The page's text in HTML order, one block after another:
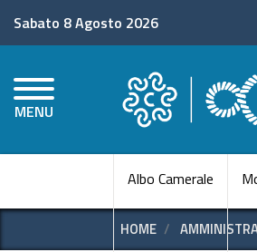
Sabato 8 Agosto 2026
MENU
Albo Camerale
HOME